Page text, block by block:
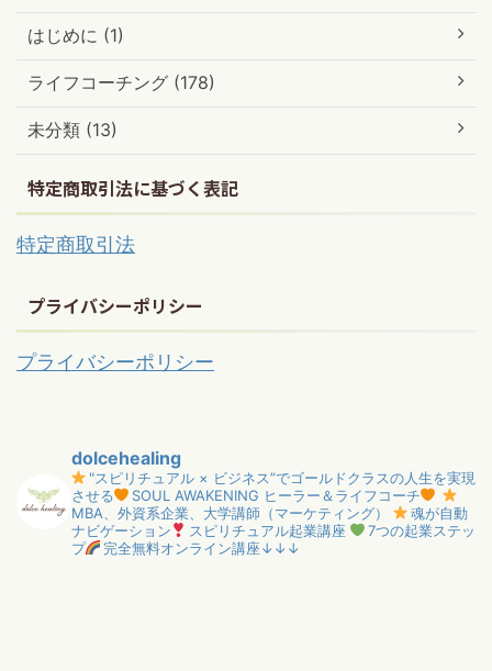
はじめに (1)
ライフコーチング (178)
未分類 (13)
特定商取引法に基づく表記
特定商取引法
プライバシーポリシー
プライバシーポリシー
dolcehealing
"スピリチュアル × ビジネス”でゴールドクラスの人生を実現
させる
SOUL AWAKENING ヒーラー＆ライフコーチ
MBA、外資系企業、大学講師（マーケティング）
魂が自動
ナビゲーション
スピリチュアル起業講座
7つの起業ステッ
プ
完全無料オンライン講座↓↓↓